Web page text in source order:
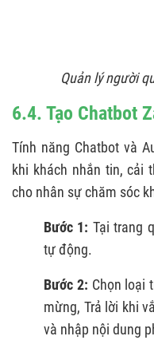
Quản lý người
6.4. Tạo Chatbot
Tính năng Chatbot và
khi khách nhắn tin, cải
cho nhân sự chăm sóc
Bước 1: Tại trang
tự động.
Bước 2: Chọn loại
mừng, Trả lời khi
và nhập nội dung